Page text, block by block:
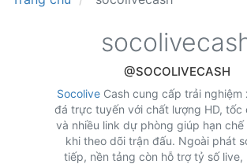
@SOCOLIVECASH
Socolive Cash cung cấp trải nghiệm
đá trực tuyến với chất lượng HD, tốc
và nhiều link dự phòng giúp hạn chế
khi theo dõi trận đấu. Ngoài phát
tiếp, nền tảng còn hỗ trợ tỷ số live,